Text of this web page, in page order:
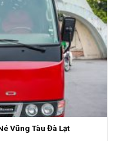
Vũng Tàu Đà Lạt